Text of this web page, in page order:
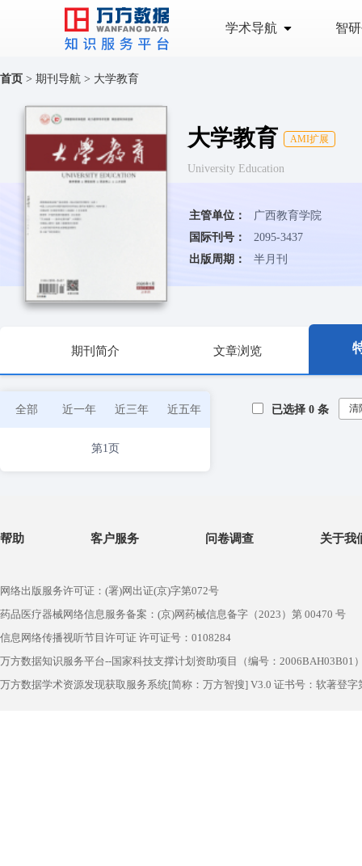
学术导航 智
首页 > 期刊导航 > 大学教育
大学教育 AMI扩展
University Education
主管单位：
广西教育学院
国际刊号：
2095-3437
出版周期：
半月刊
期刊简介 文章浏览
全部 近一年 近三年 近五年
第1页
已选择 0 条 清
帮助 客户服务 问卷调查 关于我
网络出版服务许可证：(署)网出证(京)字第072号
药品医疗器械网络信息服务备案：(京)网药械信息备字（2023）第 00470 号
信息网络传播视听节目许可证 许可证号：0108284
万方数据知识服务平台--国家科技支撑计划资助项目（编号：2006BAH03B01
万方数据学术资源发现获取服务系统[简称：万方智搜] V3.0 证书号：软著登字